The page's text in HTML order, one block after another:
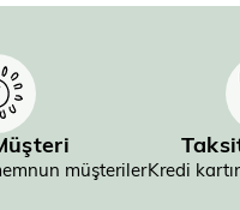
müşterilerKredi